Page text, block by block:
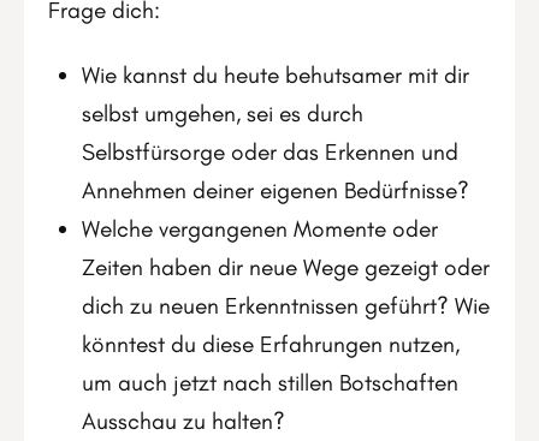
Frage dich:
Wie kannst du heute behutsamer mit dir
selbst umgehen, sei es durch
Selbstfürsorge oder das Erkennen und
Annehmen deiner eigenen Bedürfnisse?
Welche vergangenen Momente oder
Zeiten haben dir neue Wege gezeigt oder
dich zu neuen Erkenntnissen geführt? Wie
könntest du diese Erfahrungen nutzen,
um auch jetzt nach stillen Botschaften
Ausschau zu halten?